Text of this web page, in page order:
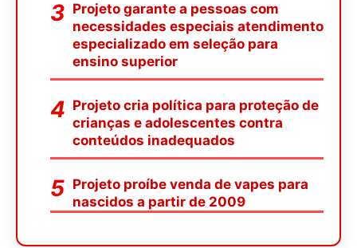
Projeto garante a pessoas com
necessidades especiais atendimento
especializado em seleção para
ensino superior
Projeto cria política para proteção de
crianças e adolescentes contra
conteúdos inadequados
Projeto proíbe venda de vapes para
nascidos a partir de 2009